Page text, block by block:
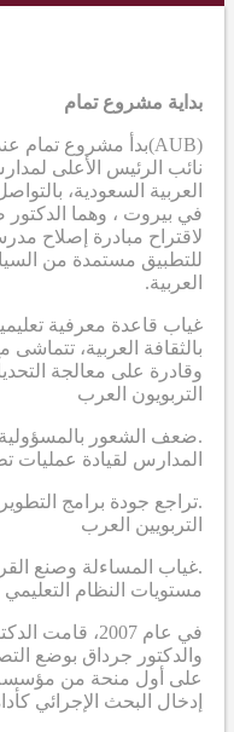
بداية مشروع تمام
بدأ مشروع تمام
نائب الرئيس الأعلى
العربية السعودية،
في بيروت ، وهما الدكتور
لاقتراح مبادرة إصلاح
للتطبيق مستمدة من
العربية.
غياب قاعدة معرفية
بالثقافة العربية،
وقادرة على معالجة
التربويون العرب
.ضعف الشعور بالمسؤولية
المدارس لقيادة عمليات
.تراجع جودة برامج
التربويين العرب
.غياب المساءلة وصنع
مستويات النظام التعليمي
في عام 2007،
والدكتور جرداق بوضع
على أول منحة من مؤسسة
إدخال البحث الإجرائي